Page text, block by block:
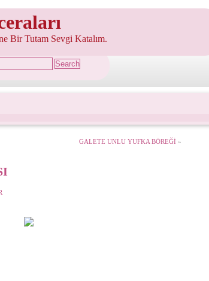
Bir Tutam Sevgi Katalım.
GALETE UNLU YUFKA BÖREĞİ »